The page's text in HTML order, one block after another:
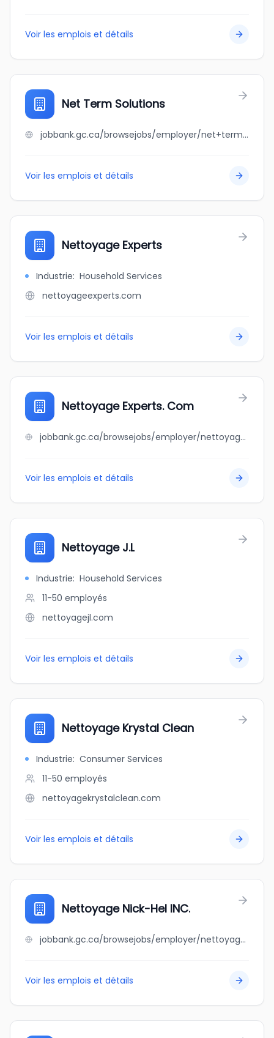
Voir les emplois et détails
Net Term Solutions
jobbank.gc.ca/browsejobs/employer/net+term+solutions/ca
Voir les emplois et détails
Nettoyage Experts
Industrie: Household Services
nettoyageexperts.com
Voir les emplois et détails
Nettoyage Experts. Com
jobbank.gc.ca/browsejobs/employer/nettoyage+experts.+com/ca
Voir les emplois et détails
Nettoyage J.L
Industrie: Household Services
11-50 employés
nettoyagejl.com
Voir les emplois et détails
Nettoyage Krystal Clean
Industrie: Consumer Services
11-50 employés
nettoyagekrystalclean.com
Voir les emplois et détails
Nettoyage Nick-Hel INC.
jobbank.gc.ca/browsejobs/employer/nettoyage+nick-hel+inc./ca
Voir les emplois et détails